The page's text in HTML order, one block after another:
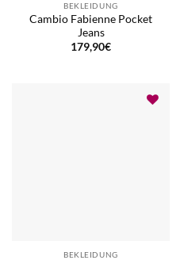
BEKLEIDUNG
Cambio Fabienne Pocket
Jeans
179,90€
BEKLEIDUNG